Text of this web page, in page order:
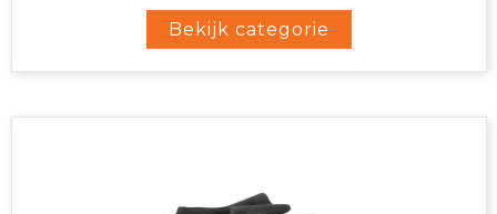
Bekijk categorie